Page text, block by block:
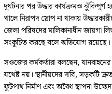
দুর্ঘটনার পর উদ্ধার কার্যক্রমও
খালে নিরাপদ স্লোপ না থাকায়
জেলা পরিষদের মালিকানাধীন
সংকুচিত করছে বলে অভিযোগ রয়েছে।
সওজের কর্মকর্তারা বলছেন,
যথেষ্ট নয়। স্থানীয়দের দাবি, সড়কটি
ফুটপাথ নির্মাণ এবং অবৈধ স্থাপনা